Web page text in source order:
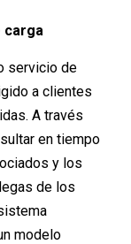
carga
servicio de
a clientes
A través
en tiempo
y los
de los
modelo